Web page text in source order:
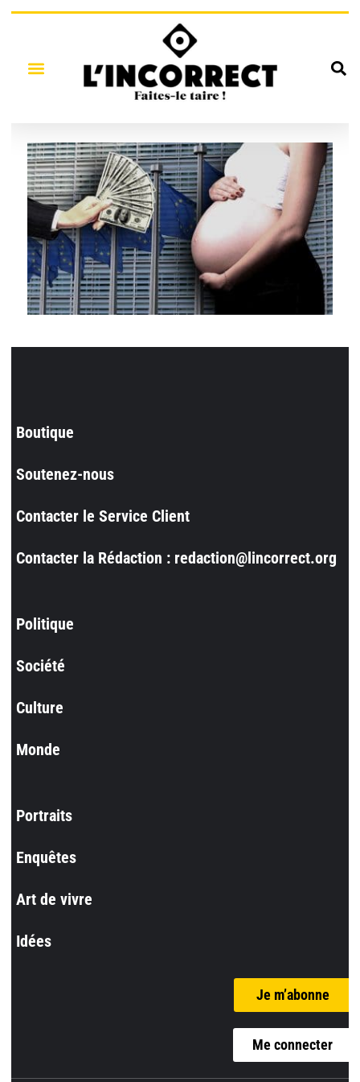
Boutique
Soutenez-nous
Contacter le Service Client
Contacter la Rédaction : redaction@lincorrect.org
Politique
Société
Culture
Monde
Portraits
Enquêtes
Art de vivre
Idées
Je m’abonne
Me connecter